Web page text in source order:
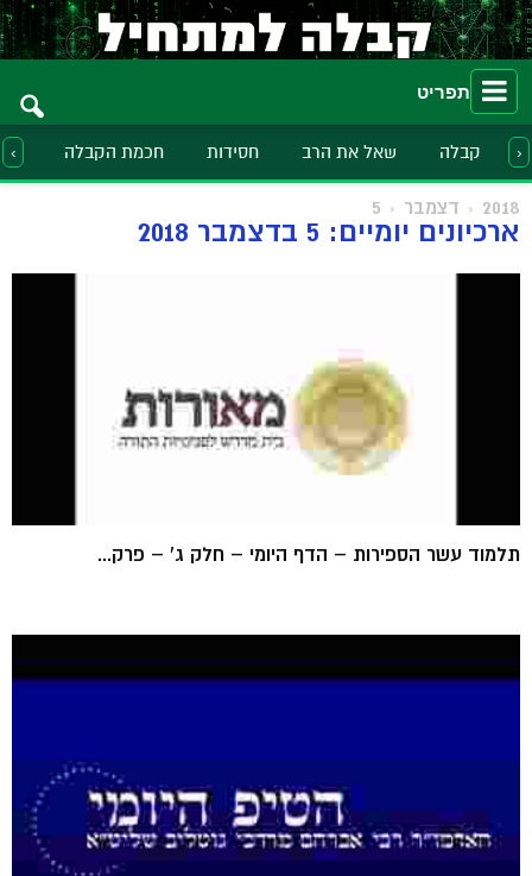
תפריט
קבלה שאל את הרב חסידות חכמת הקבלה ›
‹
2018 דצמבר 5
ארכיונים יומיים: 5 בדצמבר 2018
תלמוד עשר הספירות – הדף היומי – חלק ג' – פרק...